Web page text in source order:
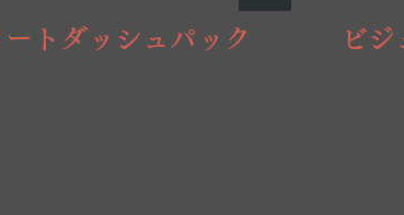
トダッシュパック ビ